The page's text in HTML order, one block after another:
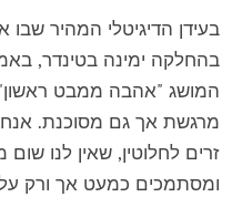
בעידן הדיגיטלי המהיר שבו
בהחלקה ימינה בטינדר,
המושג "אהבה ממבט
מרגשת אך גם מסוכנת.
זרים לחלוטין, שאין לנו
ומסתמכים כמעט אך ורק